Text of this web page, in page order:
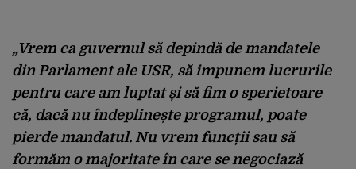
„Vrem ca guvernul să depindă de mandatele
din Parlament ale USR, să impunem lucrurile
pentru care am luptat și să fim o sperietoare
că, dacă nu îndeplinește programul, poate
pierde mandatul. Nu vrem funcții sau să
formăm o majoritate în care se negociază